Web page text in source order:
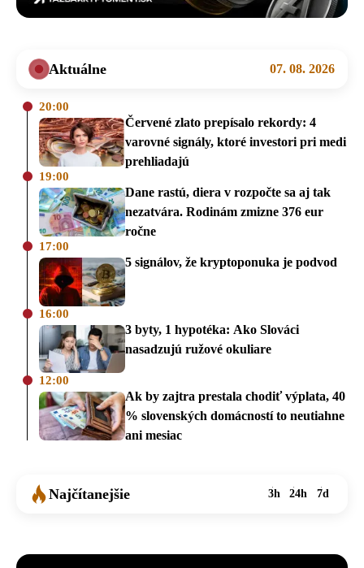
Aktuálne 07. 08. 2026
20:00
Červené zlato prepísalo rekordy: 4
varovné signály, ktoré investori pri medi
prehliadajú
19:00
Dane rastú, diera v rozpočte sa aj tak
nezatvára. Rodinám zmizne 376 eur
ročne
17:00
5 signálov, že kryptoponuka je podvod
16:00
3 byty, 1 hypotéka: Ako Slováci
nasadzujú ružové okuliare
12:00
Ak by zajtra prestala chodiť výplata, 40
% slovenských domácností to neutiahne
ani mesiac
Najčítanejšie 3h 24h 7d